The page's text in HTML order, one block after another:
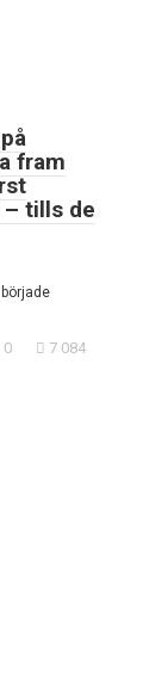
fram
– tills de
0 7 084